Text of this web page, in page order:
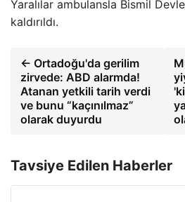
Yaralılar ambulansla Bismil
kaldırıldı.
← Ortadoğu'da gerilim
zirvede: ABD alarmda!
Atanan yetkili tarih verdi
ve bunu “kaçınılmaz”
olarak duyurdu
Tavsiye Edilen Haberler